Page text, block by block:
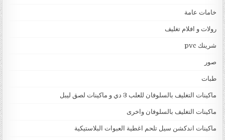
خامات عامة
رولات و افلام تغليف
شرينك pvc
صور
طبات
ماكينات التغليف بالسلوفان للعلب 3 دي و ماكينات لصق ليبل
ماكينات التغليف بالسلوفان واخرى
ماكينات اندكشن سيل تلحم اغطية العبوات البلاستيكية